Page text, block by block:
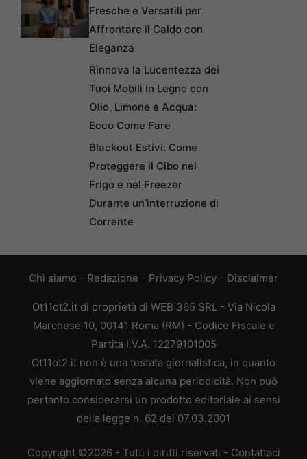
Fresche e Versatili per
Affrontare il Caldo con
Eleganza
Rinnova la Lucentezza dei
Tuoi Mobili in Legno con
Olio, Limone e Acqua:
Ecco Come Fare
Blackout Estivi: Come
Proteggere il Cibo nel
Frigo e nel Freezer
Durante un’interruzione di
Corrente
Chi siamo - Redazione - Privacy Policy - Disclaimer
Ot11ot2.it di proprietà di WEB 365 SRL - Via Nicola
Marchese 10, 00141 Roma (RM) - Codice Fiscale e
Partita I.V.A. 12279101005
Ot11ot2.it non è una testata giornalistica, in quanto
viene aggiornato senza alcuna periodicità. Non può
pertanto considerarsi un prodotto editoriale ai sensi
della legge n. 62 del 07.03.2001
Copyright ©2026 - Tutti i diritti riservati - Contattaci